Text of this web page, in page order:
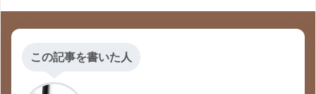
この記事を書いた人